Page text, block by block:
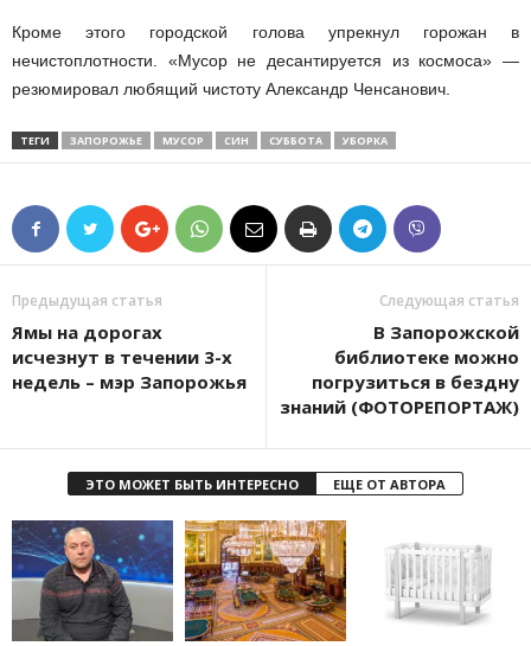
Кроме этого городской голова упрекнул горожан в
нечистоплотности. «Мусор не десантируется из космоса» —
резюмировал любящий чистоту Александр Ченсанович.
ТЕГИ ЗАПОРОЖЬЕ МУСОР СИН СУББОТА УБОРКА
Предыдущая статья
Ямы на дорогах
исчезнут в течении 3-х
недель – мэр Запорожья
Следующая статья
В Запорожской
библиотеке можно
погрузиться в бездну
знаний (ФОТОРЕПОРТАЖ)
ЭТО МОЖЕТ БЫТЬ ИНТЕРЕСНО ЕЩЕ ОТ АВТОРА